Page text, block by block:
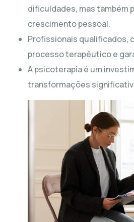
dificuldades, mas também
crescimento pessoal.
Profissionais qualificados,
processo terapêutico e
A psicoterapia é um
transformações